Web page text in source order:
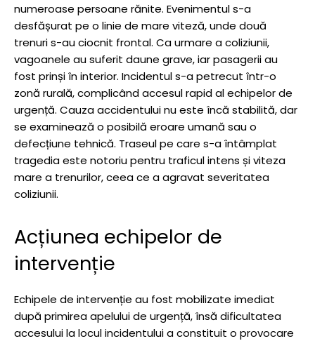
numeroase persoane rănite. Evenimentul s-a
desfășurat pe o linie de mare viteză, unde două
trenuri s-au ciocnit frontal. Ca urmare a coliziunii,
vagoanele au suferit daune grave, iar pasagerii au
fost prinși în interior. Incidentul s-a petrecut într-o
zonă rurală, complicând accesul rapid al echipelor de
urgență. Cauza accidentului nu este încă stabilită, dar
se examinează o posibilă eroare umană sau o
defecțiune tehnică. Traseul pe care s-a întâmplat
tragedia este notoriu pentru traficul intens și viteza
mare a trenurilor, ceea ce a agravat severitatea
coliziunii.
Acțiunea echipelor de
intervenție
Echipele de intervenție au fost mobilizate imediat
după primirea apelului de urgență, însă dificultatea
accesului la locul incidentului a constituit o provocare